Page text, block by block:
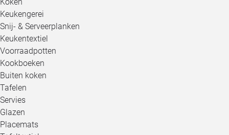
Keukengerei
Snij- & Serveerplanken
Keukentextiel
Voorraadpotten
Kookboeken
Buiten koken
Tafelen
Servies
Glazen
Placemats